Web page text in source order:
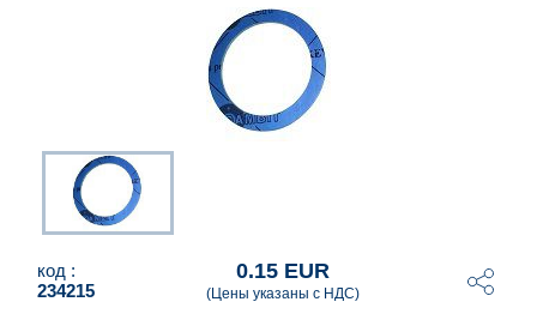
код :
234215
0.15 EUR
(Цены указаны с НДС)